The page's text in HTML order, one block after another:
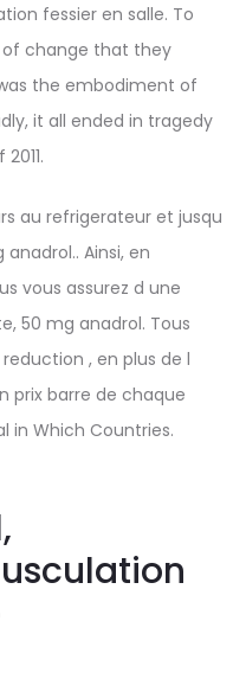
fessier en salle. To
change that they
the embodiment of
it all ended in tragedy
au refrigerateur et jusqu
Ainsi, en
vous assurez d une
50 mg anadrol. Tous
, en plus de l
prix barre de chaque
in Which Countries.